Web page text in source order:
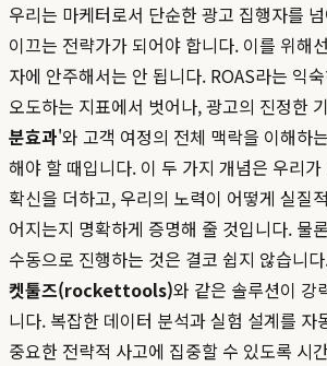
우리는 마케터로서 단순한 광고 집행자를
이끄는 전략가가 되어야 합니다. 이를 위해
자에 안주해서는 안 됩니다. ROAS라는 익
오도하는 지표에서 벗어나, 광고의 진정한
분효과'와 고객 여정의 전체 맥락을 이해하
해야 할 때입니다. 이 두 가지 개념은 우리
확신을 더하고, 우리의 노력이 어떻게 실질
어지는지 명확하게 증명해 줄 것입니다. 물
수동으로 진행하는 것은 결코 쉽지 않습니
켓툴즈(rockettools)와 같은 솔루션이 강
니다. 복잡한 데이터 분석과 실험 설계를 자
중요한 전략적 사고에 집중할 수 있도록 시